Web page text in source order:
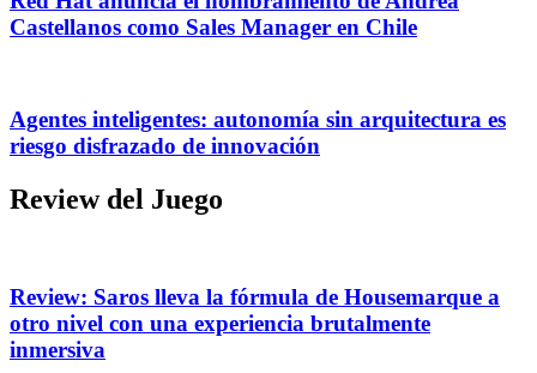
Castellanos como Sales Manager en Chile
Agentes inteligentes: autonomía sin arquitectura es
riesgo disfrazado de innovación
Review del Juego
Review: Saros lleva la fórmula de Housemarque a
otro nivel con una experiencia brutalmente
inmersiva